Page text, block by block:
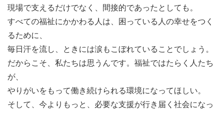
生と法人との出会いをサポートします。
イベント当日は、「就活相談ブース」を設けており、学生
の就活やキャリアについての相談を受け付けます。
学生の話を聞きながら、あなたご自身の就活体験などもお
話してください。
こんなメンバーがいます！
現場で支えるだけでなく、間接的であったとしても。
すべての福祉にかかわる人は、困っている人の幸せをつく
るために、
毎日汗を流し、ときには涙もこぼれていることでしょう。
だからこそ、私たちは思うんです。福祉ではたらく人たち
が、
やりがいをもって働き続けられる環境になってほしい。
そして、今よりもっと、必要な支援が行き届く社会になっ